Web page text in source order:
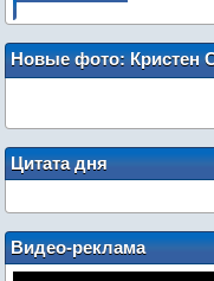
Новые фото: Кристен
подружками в ЛА
Цитата дня
Видео-реклама